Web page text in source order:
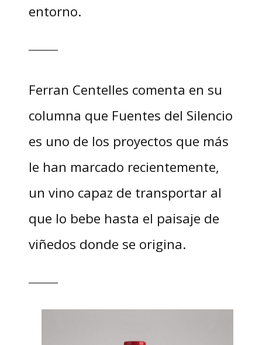
entorno.
Ferran Centelles comenta en su
columna que Fuentes del Silencio
es uno de los proyectos que más
le han marcado recientemente,
un vino capaz de transportar al
que lo bebe hasta el paisaje de
viñedos donde se origina.